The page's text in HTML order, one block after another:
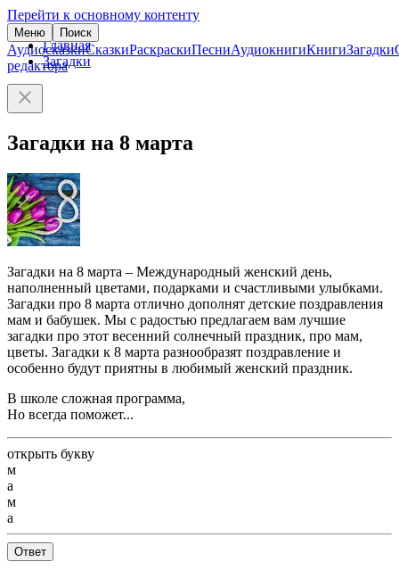
Перейти к основному контенту
Меню Поиск
АудиосказкиСказкиРаскраскиПесниАудиокнигиКнигиЗагадки
редактора
Главная
Загадки
Загадки на 8 марта
Загадки на 8 марта – Международный женский день,
наполненный цветами, подарками и счастливыми улыбками.
Загадки про 8 марта отлично дополнят детские поздравления
мам и бабушек. Мы с радостью предлагаем вам лучшие
загадки про этот весенний солнечный праздник, про мам,
цветы. Загадки к 8 марта разнообразят поздравление и
особенно будут приятны в любимый женский праздник.
В школе сложная программа,
Но всегда поможет...
открыть букву
м
а
м
а
Ответ